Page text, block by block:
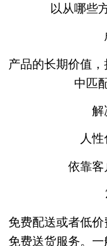
以从哪些
产品的长期价值
中匹
解
人性
依靠客
免费配送或者低
免费送货服务。